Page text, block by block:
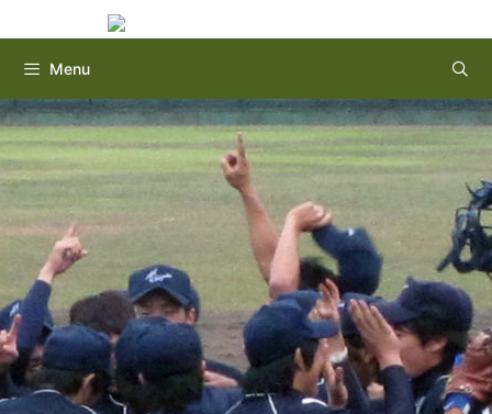
ン
ン
ツ
へ
ス
キ
ッ
Menu